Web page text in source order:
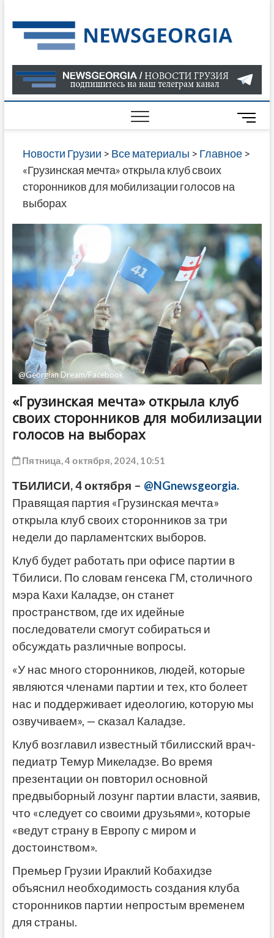
to
content
О
В
ГРУЗИИ
САЙТЕ
M
e
n
t
o
n
Новости Грузии > Все материалы > Главное>
«Грузинская мечта» открыла клуб своих
сторонников для мобилизации голосов на
выборах
@Georgian Dream/Facebook
«Грузинская мечта» открыла клуб
своих сторонников для мобилизации
голосов на выборах
Пятница, 4 октября, 2024, 10:51
ТБИЛИСИ, 4 октября – @NGnewsgeorgia.
Правящая партия «Грузинская мечта»
открыла клуб своих сторонников за три
недели до парламентских выборов.
Клуб будет работать при офисе партии в
Тбилиси. По словам генсека ГМ, столичного
мэра Кахи Каладзе, он станет
пространством, где их идейные
последователи смогут собираться и
обсуждать различные вопросы.
«У нас много сторонников, людей, которые
являются членами партии и тех, кто болеет
нас и поддерживает идеологию, которую мы
озвучиваем», — сказал Каладзе.
Клуб возглавил известный тбилисский врач-
педиатр Темур Микеладзе. Во время
презентации он повторил основной
предвыборный лозунг партии власти, заявив,
что «следует со своими друзьями», которые
«ведут страну в Европу с миром и
достоинством».
Премьер Грузии Ираклий Кобахидзе
объяснил необходимость создания клуба
сторонников партии непростым временем
для страны.